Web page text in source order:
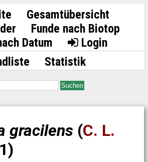
Gesamtübersicht
Funde nach Biotop
Datum
Login
Statistik
Suchen
gracilens (C. L.